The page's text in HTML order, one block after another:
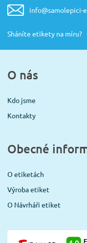
info@samolepici-
Sháníte etikety na míru?
O nás
Kdo jsme
Kontakty
Obecné
O etiketách
Výroba etiket
O Návrháři etiket